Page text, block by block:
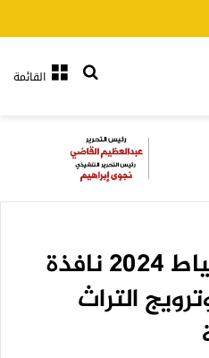
القائمةبحث عن
فايد: مهرجان دمياط 2024 نافذة
التراث